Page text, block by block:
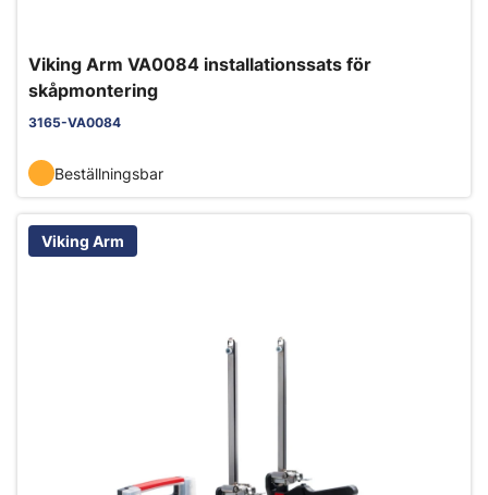
Viking Arm VA0084 installationssats för
skåpmontering
3165-VA0084
Beställningsbar
Viking Arm